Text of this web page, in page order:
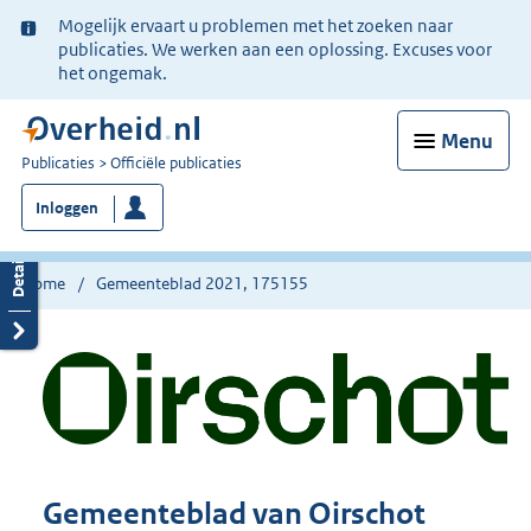
Ter
informatie:
Mogelijk ervaart u problemen met het zoeken naar
publicaties. We werken aan een oplossing. Excuses voor
het ongemak.
Menu
U
bent
nu
hier:
Publicaties Officiële publicaties
Inloggen
Home Gemeenteblad 2021, 175155
Gemeenteblad van Oirschot